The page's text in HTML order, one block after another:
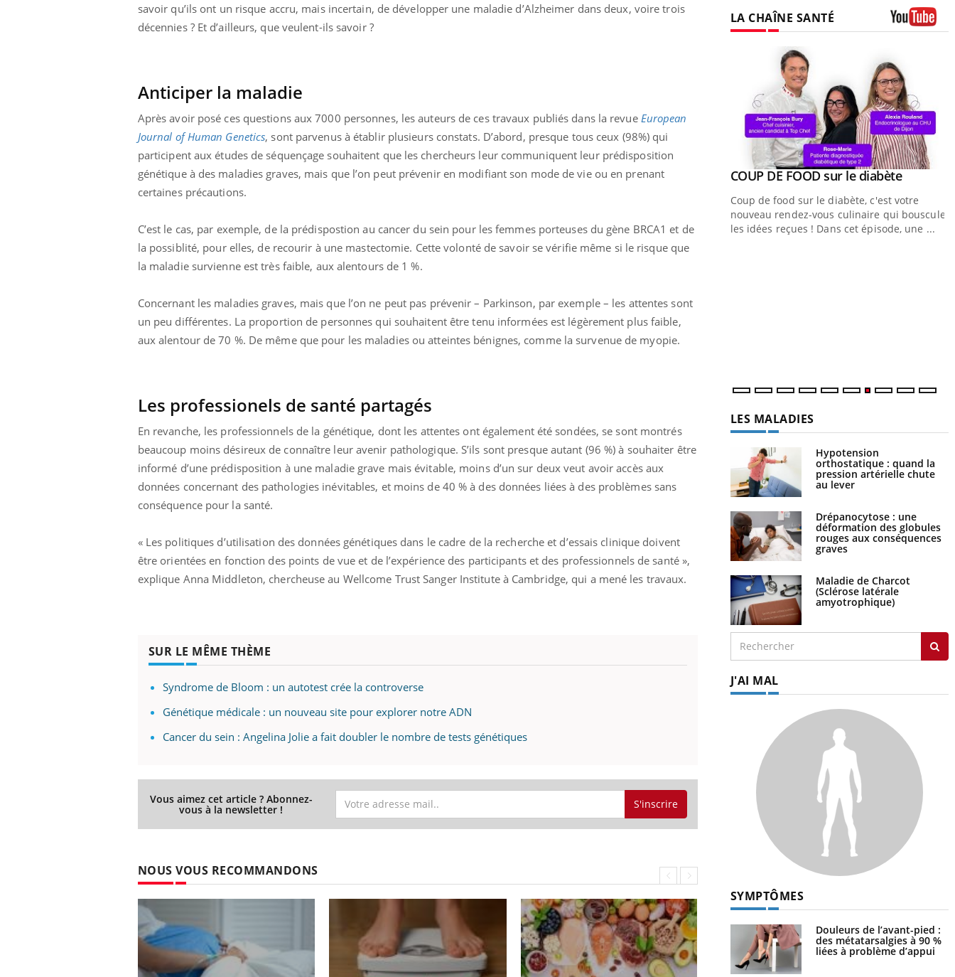
savoir qu’ils ont un risque accru, mais incertain, de développer une maladie d’Alzheimer dans deux, voire trois
décennies ? Et d’ailleurs, que veulent-ils savoir ?
Anticiper la maladie
Après avoir posé ces questions aux 7000 personnes, les auteurs de ces travaux publiés dans la revue European
Journal of Human Genetics, sont parvenus à établir plusieurs constats. D’abord, presque tous ceux (98%) qui
participent aux études de séquençage souhaitent que les chercheurs leur communiquent leur prédisposition
génétique à des maladies graves, mais que l’on peut prévenir en modifiant son mode de vie ou en prenant
certaines précautions.
C’est le cas, par exemple, de la prédispostion au cancer du sein pour les femmes porteuses du gène BRCA1 et de
la possiblité, pour elles, de recourir à une mastectomie. Cette volonté de savoir se vérifie même si le risque que
la maladie survienne est très faible, aux alentours de 1 %.
Concernant les maladies graves, mais que l’on ne peut pas prévenir – Parkinson, par exemple – les attentes sont
un peu différentes. La proportion de personnes qui souhaitent être tenu informées est légèrement plus faible,
aux alentour de 70 %. De même que pour les maladies ou atteintes bénignes, comme la survenue de myopie.
Les professionels de santé partagés
En revanche, les professionnels de la génétique, dont les attentes ont également été sondées, se sont montrés
beaucoup moins désireux de connaître leur avenir pathologique. S’ils sont presque autant (96 %) à souhaiter être
informé d’une prédisposition à une maladie grave mais évitable, moins d’un sur deux veut avoir accès aux
données concernant des pathologies inévitables, et moins de 40 % à des données liées à des problèmes sans
conséquence pour la santé.
« Les politiques d’utilisation des données génétiques dans le cadre de la recherche et d’essais clinique doivent
être orientées en fonction des points de vue et de l’expérience des participants et des professionnels de santé »,
explique Anna Middleton, chercheuse au Wellcome Trust Sanger Institute à Cambridge, qui a mené les travaux.
SUR LE MÊME THÈME
Syndrome de Bloom : un autotest crée la controverse
Génétique médicale : un nouveau site pour explorer notre ADN
Cancer du sein : Angelina Jolie a fait doubler le nombre de tests génétiques
Vous aimez cet article ? Abonnez-
vous à la newsletter ! S'inscrire
NOUS VOUS RECOMMANDONS
LA CHAÎNE SANTÉ
Eczéma Chronique des Mains : se
préparer pour l’été !Youtube
rythme de vie ! Vacances, plage, piscine,
soleil, activités en plein air… Nos mains sont
Youtube
Diabète & Ramadan 2026Youtube
c'est une période de questions, de défis,
mais ...
Youtube
Un « jumeau numérique » pour
Un établissement lié à un groupe mutualiste
innove en matière de bilan de santé :
l'utilisation d'un « jumeau numérique »
Youtube
COUP DE FOOD sur le diabèteYoutube
Coup de food sur le diabète, c'est votre
nouveau rendez-vous culinaire qui bouscule
les idées reçues ! Dans cet épisode, une ...
LES MALADIES
Hypotension
orthostatique : quand la
pression artérielle chute
au lever
Drépanocytose : une
déformation des globules
rouges aux conséquences
graves
Maladie de Charcot
(Sclérose latérale
amyotrophique)
J'AI MAL
SYMPTÔMES
Douleurs de l’avant-pied :
des métatarsalgies à 90 %
liées à problème d’appui